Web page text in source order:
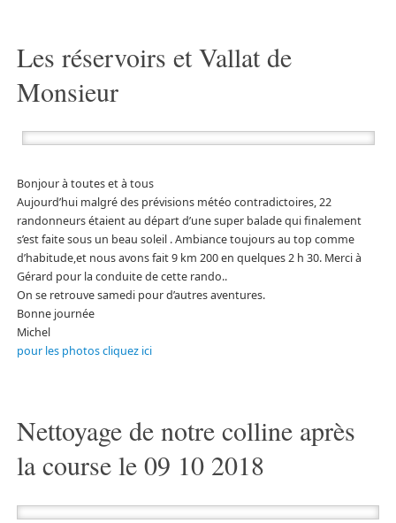
Les réservoirs et Vallat de
Monsieur
Bonjour à toutes et à tous
Aujourd’hui malgré des prévisions météo contradictoires, 22
randonneurs étaient au départ d’une super balade qui finalement
s’est faite sous un beau soleil . Ambiance toujours au top comme
d’habitude,et nous avons fait 9 km 200 en quelques 2 h 30. Merci à
Gérard pour la conduite de cette rando..
On se retrouve samedi pour d’autres aventures.
Bonne journée
Michel
pour les photos cliquez ici
Nettoyage de notre colline après
la course le 09 10 2018